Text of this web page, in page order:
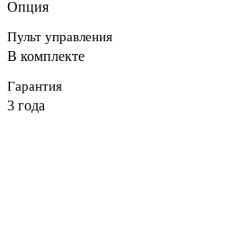
Опция
Пульт управления
В комплекте
Гарантия
3 года